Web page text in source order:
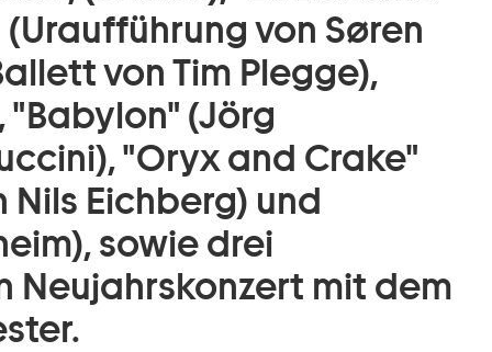
von Søren
von Tim Plegge),
"Babylon" (Jörg
"Oryx and Crake"
Eichberg) und
sowie drei
Neujahrskonzert mit dem